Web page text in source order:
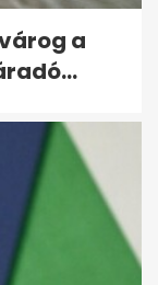
Győző,
és
a